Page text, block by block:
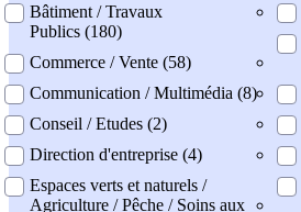
Bâtiment / Travaux
Publics (180)
Commerce / Vente (58)
Communication / Multimédia (8)
Conseil / Etudes (2)
Direction d'entreprise (4)
Espaces verts et naturels /
Agriculture / Pêche / Soins aux